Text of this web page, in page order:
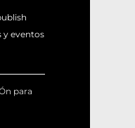
y eventos
para